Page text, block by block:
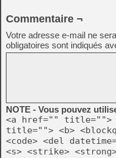
Commentaire ¬
Votre adresse e-mail ne
obligatoires sont indiqués
NOTE - Vous pouvez
<a href="" title="">
title=""> <b>
<code> <del
<s> <strike>